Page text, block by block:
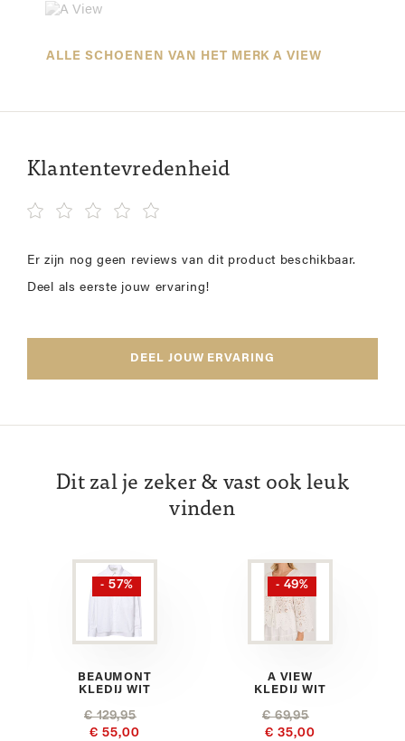
ALLE SCHOENEN VAN HET MERK A VIEW
Klantentevredenheid
Er zijn nog geen reviews van dit product beschikbaar.
Deel als eerste jouw ervaring!
DEEL JOUW ERVARING
Dit zal je zeker & vast ook leuk
vinden
- 57%
BEAUMONT
KLEDIJ WIT
€ 129,95
€ 55,00
- 49%
A VIEW
KLEDIJ WIT
€ 69,95
€ 35,00